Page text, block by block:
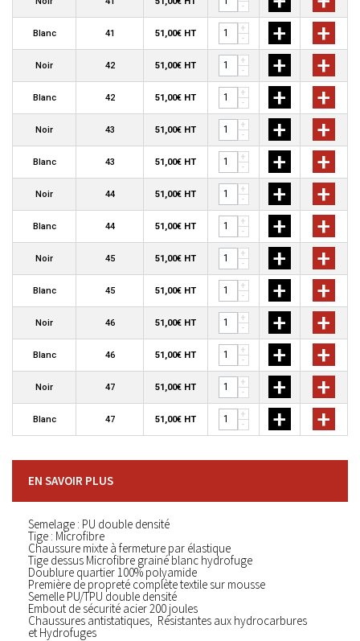
-
Blanc 41 51,00€ HT
+
-
+ +
Noir 42 51,00€ HT
+
-
+ +
Blanc 42 51,00€ HT
+
-
+ +
Noir 43 51,00€ HT
+
-
+ +
Blanc 43 51,00€ HT
+
-
+ +
Noir 44 51,00€ HT
+
-
+ +
Blanc 44 51,00€ HT
+
-
+ +
Noir 45 51,00€ HT
+
-
+ +
Blanc 45 51,00€ HT
+
-
+ +
Noir 46 51,00€ HT
+
-
+ +
Blanc 46 51,00€ HT
+
-
+ +
Noir 47 51,00€ HT
+
-
+ +
Blanc 47 51,00€ HT
+
-
+ +
EN SAVOIR PLUS
Semelage : PU double densité
Tige : Microfibre
Chaussure mixte à fermeture par élastique
Tige dessus Microfibre grainé blanc hydrofuge
Doublure quartier 100% polyamide
Première de propreté complète textile sur mousse
Semelle PU/TPU double densité
Embout de sécurité acier 200 joules
Chaussures antistatiques, Résistantes aux hydrocarbures
et Hydrofuges